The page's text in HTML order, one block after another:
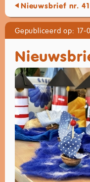
Nieuwsbrief nr. 41
Gepubliceerd op: 17-